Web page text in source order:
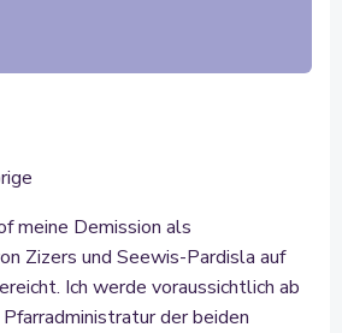
meine Demission als
Zizers und Seewis-Pardisla auf
Ich werde voraussichtlich ab
der beiden